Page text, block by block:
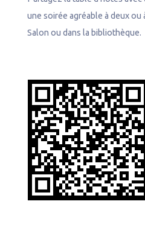
une soirée agréable à deux ou
Salon ou dans la bibliothèque.